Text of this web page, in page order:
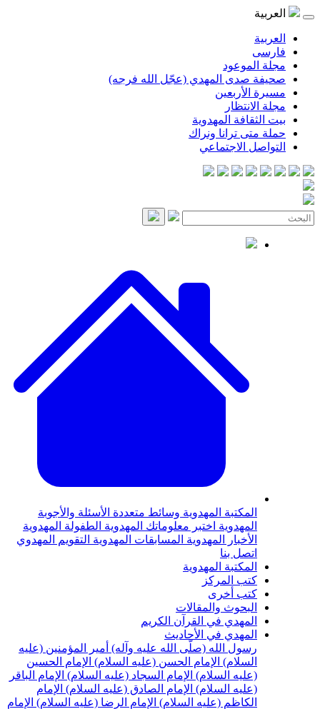
المهدي (عجّل الله فرجه)
المهدوية
ترانا ونراك
الاجتماعي
المهدويةوسائط متعددةالأسئلة والأجوبة
اختبر معلوماتك المهدويةالطفولة المهدوية
المهدويةالمسابقات المهدويةالتقويم المهدوي
المهدوية
والمقالات
في القرآن الكريم
في الأحاديث
الله (صلّى الله عليه وآله) أمير المؤمنين (عليه
الإمام الحسن (عليه السلام) الإمام الحسين
الإمام السجاد (عليه السلام) الإمام الباقر
الإمام الصادق (عليه السلام) الإمام
(عليه السلام) الإمام الرضا (عليه السلام) الإمام